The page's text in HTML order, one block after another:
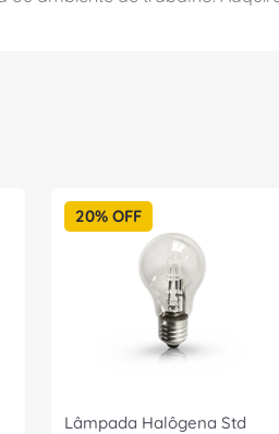
20% OFF
Lâmpada Halôgena Std